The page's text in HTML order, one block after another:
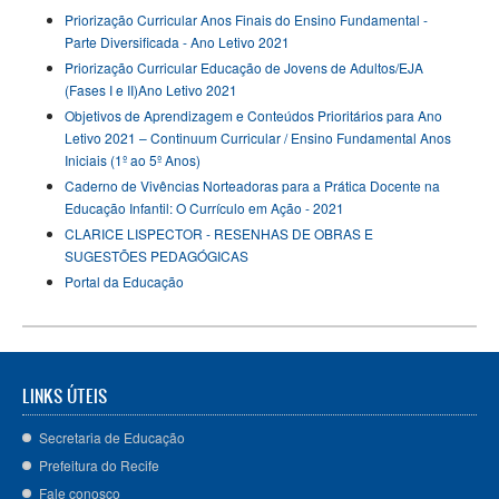
Priorização Curricular Anos Finais do Ensino Fundamental -
Parte Diversificada - Ano Letivo 2021
Priorização Curricular Educação de Jovens de Adultos/EJA
(Fases I e II)Ano Letivo 2021
Objetivos de Aprendizagem e Conteúdos Prioritários para Ano
Letivo 2021 – Continuum Curricular / Ensino Fundamental Anos
Iniciais (1º ao 5º Anos)
Caderno de Vivências Norteadoras para a Prática Docente na
Educação Infantil: O Currículo em Ação - 2021
CLARICE LISPECTOR - RESENHAS DE OBRAS E
SUGESTÕES PEDAGÓGICAS
Portal da Educação
LINKS ÚTEIS
Secretaria de Educação
Prefeitura do Recife
Fale conosco